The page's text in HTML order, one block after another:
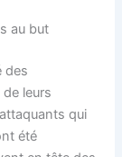
au but
des
leurs
qui
été